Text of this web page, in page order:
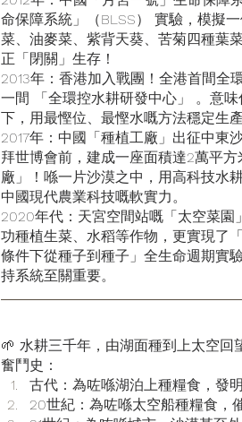
命保障系統」（BLSS） 實驗，模擬
菜、油麥菜、紫背天葵、苦菊四種葉
正「閉關」生存！
2013年：香港加入戰團！全港首間全
一間 「全環控水耕研發中心」 。意
下，用最慳位、最慳水嘅方法穩定生產
2017年：中國「種植工廠」出征中東
拜世博會前，建成一座面積達2萬平
廠」！喺一片沙漠之中，用高科技水
中國現代農業科技嘅軟實力。
2020年代：天宮空間站嘅「太空菜
功種植生菜、水稻等作物，更實現了
條件下從種子到種子」全生命週期實
持系統至關重要。
🌱 水耕三千年，由湖面種到上太空
奮鬥史：
古代：為咗喺湖泊上種糧食，發明
20世紀：為咗喺太空船種糧食，